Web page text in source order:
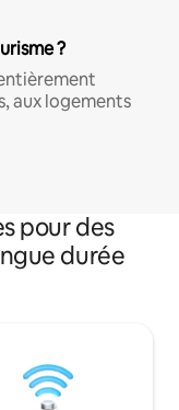
?
aux logements
pour des
durée